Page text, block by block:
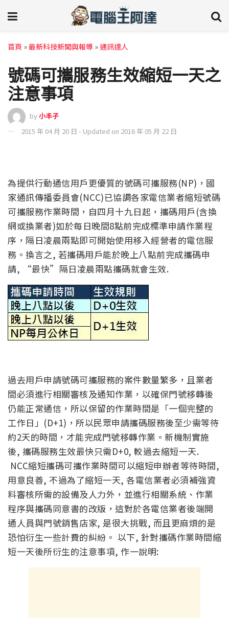
首頁 »最新科技新聞與報導 »通訊達人
號碼可攜服務生效縮短一天之
注意事項
by小丰子
2015 年 04 月 20 日 - Updated on 2016 年 05 月 22 日
為提供行動通信用戶更優質的號碼可攜服務(NP)，國
家通訊傳播委員會(NCC)已協調各家電信業者縮短號碼
可攜服務作業時間，自四月十九日起，攜碼用戶(含換
網或換業者)如於每日晚間8點前完成標準申請作業程
序，隔日凌晨兩點即可開始使用移入經營者的電信服
務。換言之, 若攜碼用戶能於晚上八點前完成攜碼申
請, “最快”隔日凌晨兩點攜碼就會生效.
過去用戶申請號碼可攜服務的案件數量繁多，且業者
間必須進行相關審核及通知作業，以確保門號移轉後
仍能正常通信，所以保留的作業時間是「一個完整的
工作日」(D+1)，所以民眾申請攜碼服務後至少需等待
約2天的時間，才能完成門號移轉作業。新機制實施
後, 攜碼服務生效最快只需D+0, 較過去縮短一天.
NCC縮短攜碼可攜作業時間可以縮短申辦者等待時間,
用意良善, 不過為了縮短一天, 各電信業者必須補強資
料審核所需的設備及人力外，並進行相關系統、作業
程序與攜碼同意書的改版，這對於各電信業者後端開
通人員與門號銷售店家, 是很大挑戰, 而且更麻煩的是
恐怕衍生一些計費的糾紛。 以下, 針對攜碼作業時間縮
短一天後所衍生的注意事項, 作一說明: